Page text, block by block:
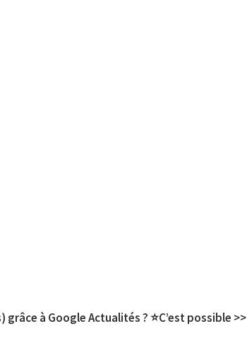
à Google Actualités ? ⭐C’est possible >>